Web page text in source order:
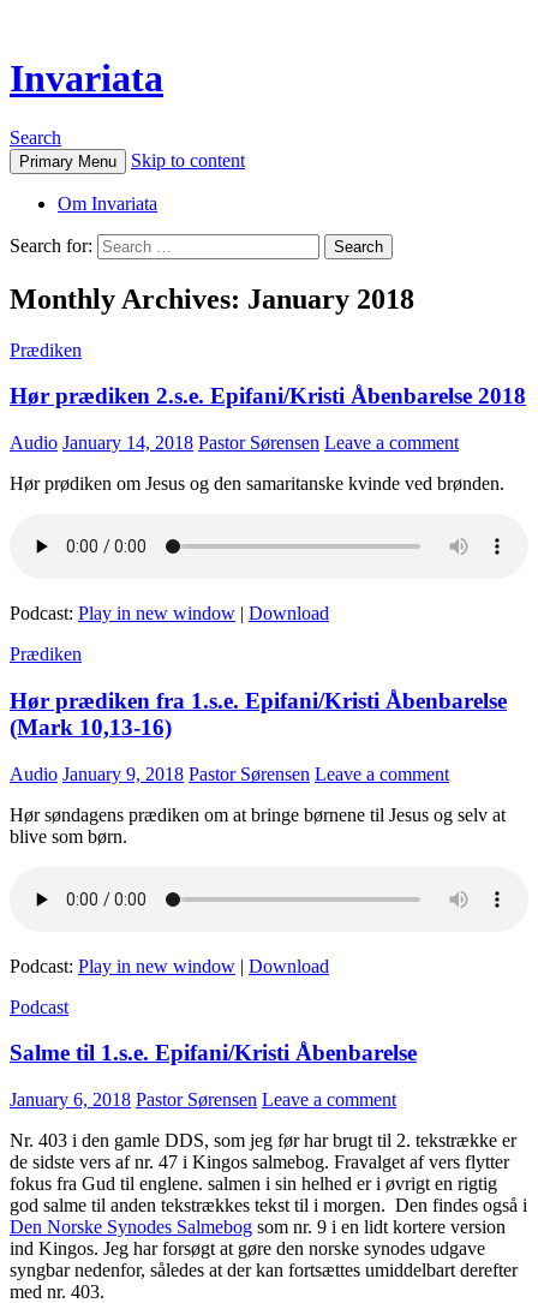
Invariata
Search
Primary Menu Skip to content
Om Invariata
Search for:
Monthly Archives: January 2018
Prædiken
Hør prædiken 2.s.e. Epifani/Kristi Åbenbarelse 2018
Audio January 14, 2018 Pastor Sørensen Leave a comment
Hør prødiken om Jesus og den samaritanske kvinde ved brønden.
Podcast: Play in new window | Download
Prædiken
Hør prædiken fra 1.s.e. Epifani/Kristi Åbenbarelse
(Mark 10,13-16)
Audio January 9, 2018 Pastor Sørensen Leave a comment
Hør søndagens prædiken om at bringe børnene til Jesus og selv at
blive som børn.
Podcast: Play in new window | Download
Podcast
Salme til 1.s.e. Epifani/Kristi Åbenbarelse
January 6, 2018 Pastor Sørensen Leave a comment
Nr. 403 i den gamle DDS, som jeg før har brugt til 2. tekstrække er
de sidste vers af nr. 47 i Kingos salmebog. Fravalget af vers flytter
fokus fra Gud til englene. salmen i sin helhed er i øvrigt en rigtig
god salme til anden tekstrækkes tekst til i morgen. Den findes også i
Den Norske Synodes Salmebog som nr. 9 i en lidt kortere version
ind Kingos. Jeg har forsøgt at gøre den norske synodes udgave
syngbar nedenfor, således at der kan fortsættes umiddelbart derefter
med nr. 403.